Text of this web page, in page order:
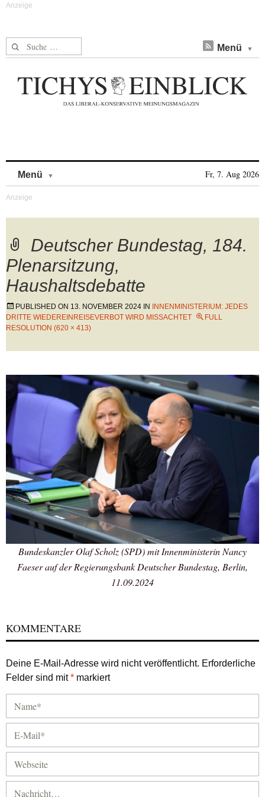
Suche nach: Menü
Menü Fr, 7. Aug 2026
Deutscher Bundestag, 184.
Plenarsitzung,
Haushaltsdebatte
PUBLISHED ON 13. NOVEMBER 2024 IN
INNENMINISTERIUM: JEDES
DRITTE WIEDEREINREISEVERBOT WIRD MISSACHTET
FULL
RESOLUTION (620 × 413)
Bundeskanzler Olaf Scholz (SPD) mit Innenministerin Nancy
Faeser auf der Regierungsbank Deutscher Bundestag, Berlin,
11.09.2024
KOMMENTARE
Deine E-Mail-Adresse wird nicht veröffentlicht. Erforderliche
Felder sind mit* markiert